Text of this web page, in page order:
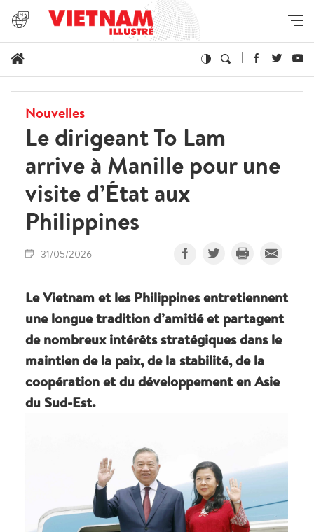
Nouvelles
Le dirigeant To Lam
arrive à Manille pour une
visite d’État aux
Philippines
31/05/2026
Le Vietnam et les Philippines entretiennent
une longue tradition d’amitié et partagent
de nombreux intérêts stratégiques dans le
maintien de la paix, de la stabilité, de la
coopération et du développement en Asie
du Sud-Est.